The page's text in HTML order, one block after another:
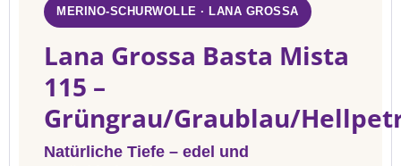
MERINO-SCHURWOLLE · LANA GROSSA
Lana Grossa Basta Mista
115 –
Grüngrau/Graublau/
Natürliche Tiefe – edel und